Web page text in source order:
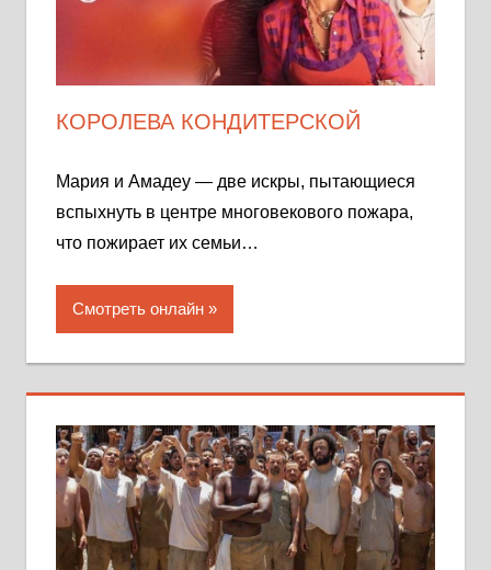
КОРОЛЕВА КОНДИТЕРСКОЙ
Мария и Амадеу — две искры, пытающиеся
вспыхнуть в центре многовекового пожара,
что пожирает их семьи…
Смотреть онлайн